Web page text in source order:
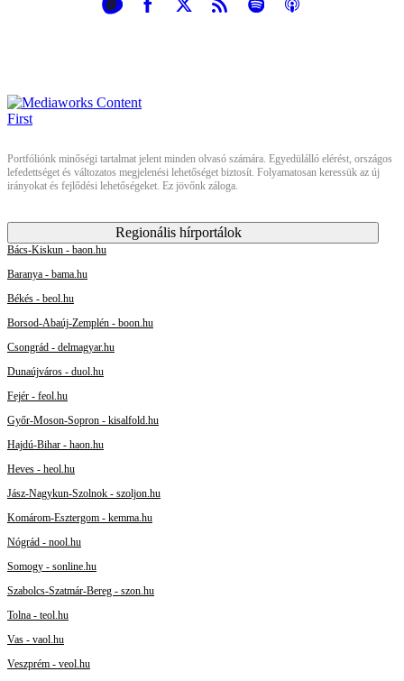
Portfóliónk minőségi tartalmat jelent minden olvasó számára. Egyedülálló elérést, országos
lefedettséget és változatos megjelenési lehetőséget biztosít. Folyamatosan keressük az új
irányokat és fejlődési lehetőségeket. Ez jövőnk záloga.
Regionális hírportálok
Bács-Kiskun - baon.hu
Baranya - bama.hu
Békés - beol.hu
Borsod-Abaúj-Zemplén - boon.hu
Csongrád - delmagyar.hu
Dunaújváros - duol.hu
Fejér - feol.hu
Győr-Moson-Sopron - kisalfold.hu
Hajdú-Bihar - haon.hu
Heves - heol.hu
Jász-Nagykun-Szolnok - szoljon.hu
Komárom-Esztergom - kemma.hu
Nógrád - nool.hu
Somogy - sonline.hu
Szabolcs-Szatmár-Bereg - szon.hu
Tolna - teol.hu
Vas - vaol.hu
Veszprém - veol.hu